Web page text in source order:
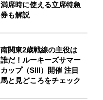
満席時に使える立席特急
券も解説
南関東2歳戦線の主役は
誰だ！ルーキーズサマー
カップ（SIII）開催 注目
馬と見どころをチェック